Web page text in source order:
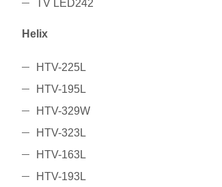
TV LED242
Helix
HTV-225L
HTV-195L
HTV-329W
HTV-323L
HTV-163L
HTV-193L